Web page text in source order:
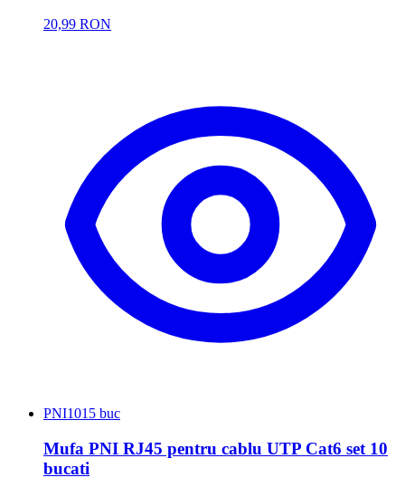
20,99 RON
PNI1015 buc
Mufa PNI RJ45 pentru cablu UTP Cat6 set 10
bucati